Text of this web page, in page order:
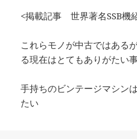
<掲載記事 世界著名SSB機
これらモノが中古ではある
る現在はとてもありがたい
手持ちのビンテージマシン
たい